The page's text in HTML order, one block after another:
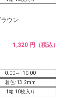
ウン
1,320 円（税込）
0.00～ -10.00
着色: 13.2mm
1箱 10枚入り